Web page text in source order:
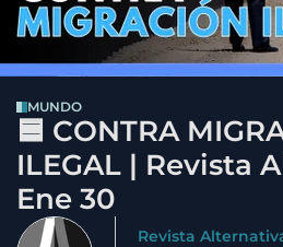
MUNDO
🟦 CONTRA
ILEGAL | Revista
Ene 30
Revista